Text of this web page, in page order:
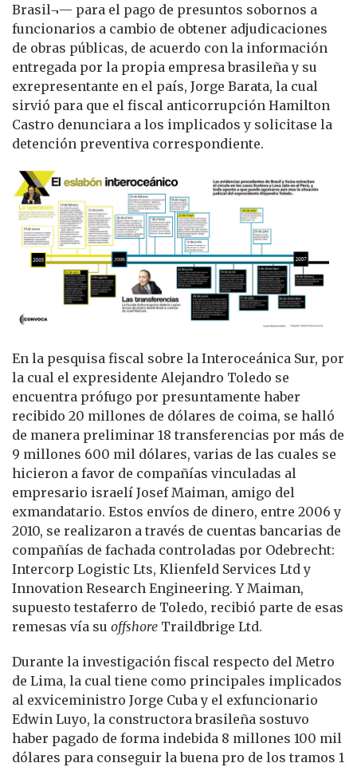
Brasil¬— para el pago de presuntos sobornos a
funcionarios a cambio de obtener adjudicaciones
de obras públicas, de acuerdo con la información
entregada por la propia empresa brasileña y su
exrepresentante en el país, Jorge Barata, la cual
sirvió para que el fiscal anticorrupción Hamilton
Castro denunciara a los implicados y solicitase la
detención preventiva correspondiente.
En la pesquisa fiscal sobre la Interoceánica Sur, por
la cual el expresidente Alejandro Toledo se
encuentra prófugo por presuntamente haber
recibido 20 millones de dólares de coima, se halló
de manera preliminar 18 transferencias por más de
9 millones 600 mil dólares, varias de las cuales se
hicieron a favor de compañías vinculadas al
empresario israelí Josef Maiman, amigo del
exmandatario. Estos envíos de dinero, entre 2006 y
2010, se realizaron a través de cuentas bancarias de
compañías de fachada controladas por Odebrecht:
Intercorp Logistic Lts, Klienfeld Services Ltd y
Innovation Research Engineering. Y Maiman,
supuesto testaferro de Toledo, recibió parte de esas
remesas vía su offshore Traildbrige Ltd.
Durante la investigación fiscal respecto del Metro
de Lima, la cual tiene como principales implicados
al exviceministro Jorge Cuba y el exfuncionario
Edwin Luyo, la constructora brasileña sostuvo
haber pagado de forma indebida 8 millones 100 mil
dólares para conseguir la buena pro de los tramos 1